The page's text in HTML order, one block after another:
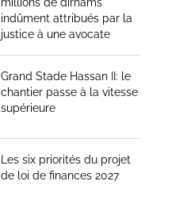
indûment attribués par la
justice à une avocate
Grand Stade Hassan II: le
chantier passe à la vitesse
supérieure
Les six priorités du projet
de loi de finances 2027